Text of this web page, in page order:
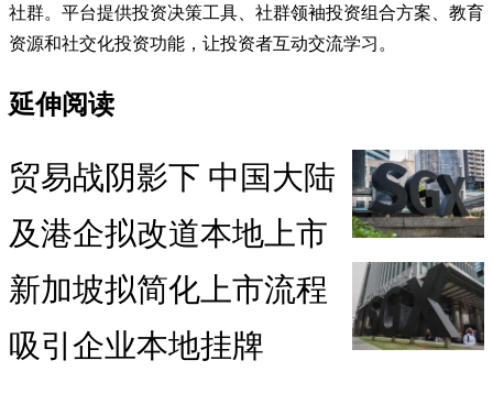
社群。平台提供投资决策工具、社群领袖投资组合方案、教育
资源和社交化投资功能，让投资者互动交流学习。
延伸阅读
贸易战阴影下 中国大陆
及港企拟改道本地上市
新加坡拟简化上市流程
吸引企业本地挂牌